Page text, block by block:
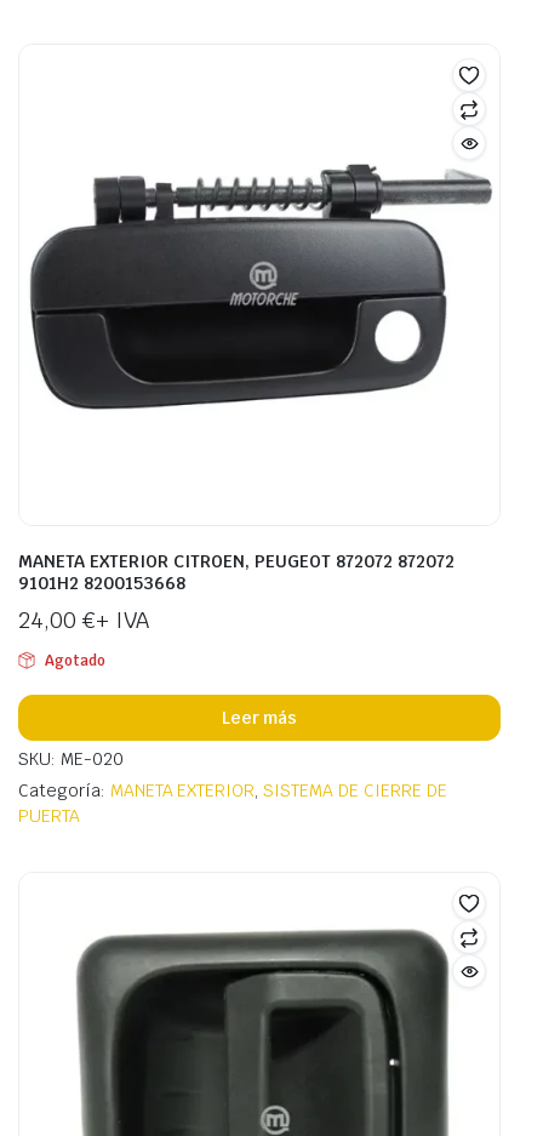
MANETA EXTERIOR CITROEN, PEUGEOT 872072 872072
9101H2 8200153668
24,00 €+ IVA
Agotado
Leer más
SKU: ME-020
Categoría: MANETA EXTERIOR,SISTEMA DE CIERRE DE
PUERTA